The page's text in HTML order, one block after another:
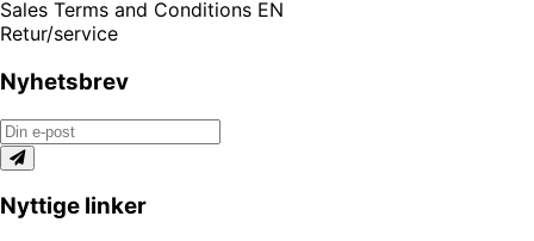
Sales Terms and Conditions EN
Retur/service
Nyhetsbrev
Nyttige linker